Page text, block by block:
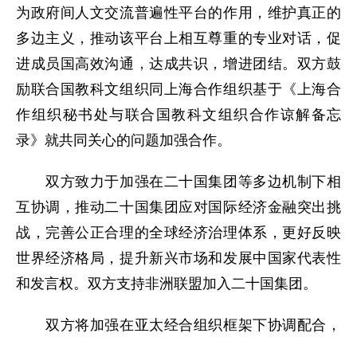
为政府间人文交流普遍性平台的作用，维护真正的
多边主义，推动该平台上相互尊重的专业对话，促
进成员国高效沟通，达成共识，增进团结。双方鼓
励联合国教科文组织同上海合作组织基于《上海合
作组织秘书处与联合国教科文组织合作谅解备忘
录》就共同关心的问题加强合作。
双方致力于加强在二十国集团等多边机制下相
互协调，推动二十国集团应对国际经济金融突出挑
战，完善公正合理的全球经济治理体系，更好反映
世界经济格局，提升新兴市场和发展中国家代表性
和发言权。双方支持非洲联盟加入二十国集团。
双方将加强在亚太经合组织框架下协调配合，